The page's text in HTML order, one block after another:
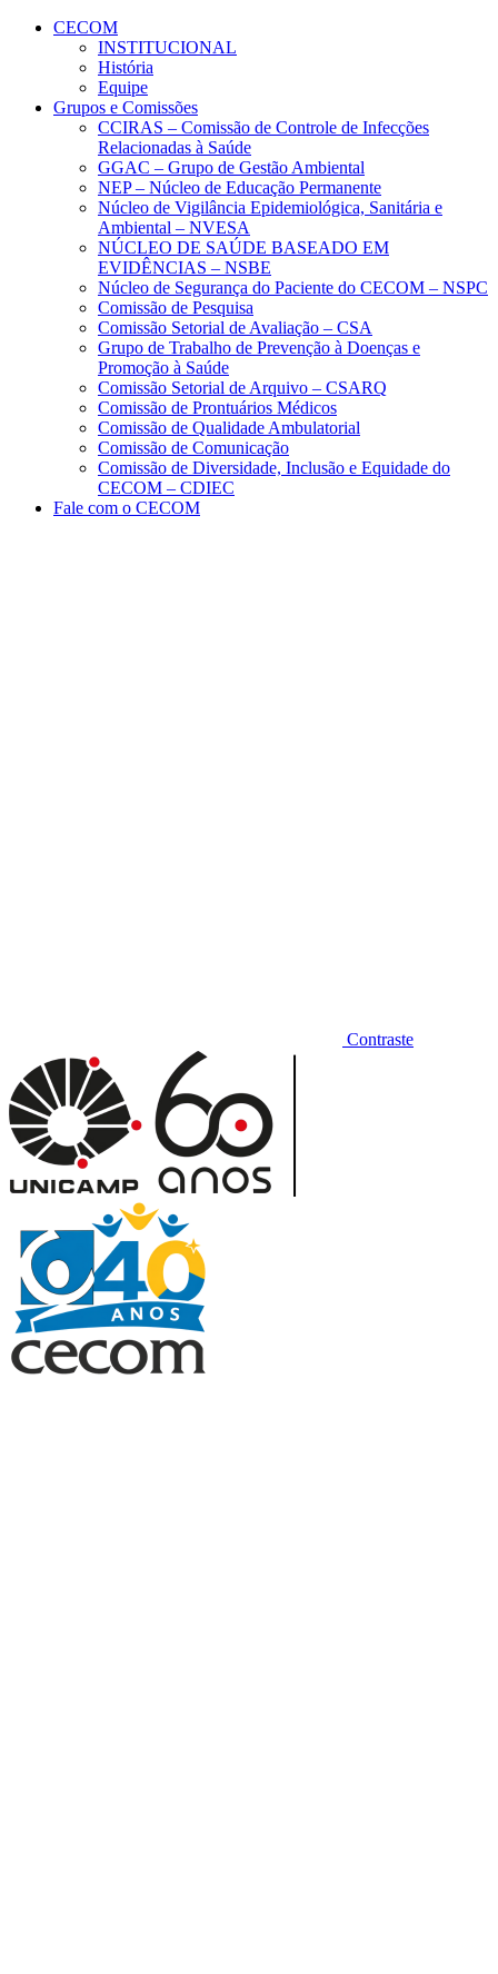
Conteúdo principal
CECOM
INSTITUCIONAL
História
Equipe
Grupos e Comissões
CCIRAS – Comissão de Controle de Infecções
Relacionadas à Saúde
GGAC – Grupo de Gestão Ambiental
NEP – Núcleo de Educação Permanente
Núcleo de Vigilância Epidemiológica, Sanitária e
Ambiental – NVESA
NÚCLEO DE SAÚDE BASEADO EM
EVIDÊNCIAS – NSBE
Núcleo de Segurança do Paciente do CECOM – NSPC
Comissão de Pesquisa
Comissão Setorial de Avaliação – CSA
Grupo de Trabalho de Prevenção à Doenças e
Promoção à Saúde
Comissão Setorial de Arquivo – CSARQ
Comissão de Prontuários Médicos
Comissão de Qualidade Ambulatorial
Comissão de Comunicação
Comissão de Diversidade, Inclusão e Equidade do
CECOM – CDIEC
Fale com o CECOM
Contraste